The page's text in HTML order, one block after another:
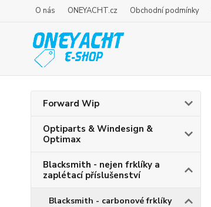
O nás ONEYACHT.cz Obchodní podmínky
Forward Wip
Optiparts & Windesign &
Optimax
Blacksmith - nejen frklíky a
zaplétací příslušenství
Blacksmith - carbonové frklíky